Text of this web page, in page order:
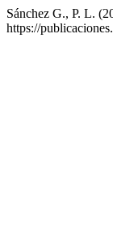
Sánchez G., P. L.
https://